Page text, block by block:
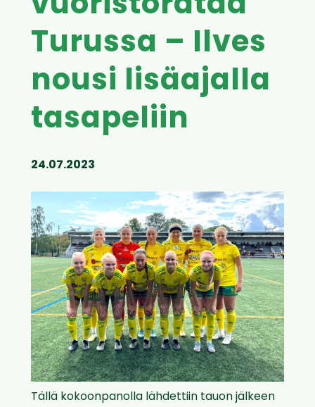
vuoristorataa
Turussa – Ilves
nousi lisäajalla
tasapeliin
24.07.2023
Tällä kokoonpanolla lähdettiin tauon jälkeen